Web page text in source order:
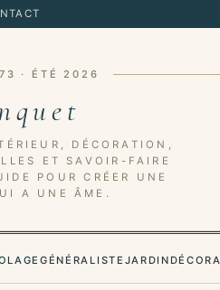
· ÉTÉ 2026
DÉCORATION,
ET SAVOIR-FAIRE
POUR CRÉER UNE
A UNE ÂME.
GÉNÉRALISTE JARDIN